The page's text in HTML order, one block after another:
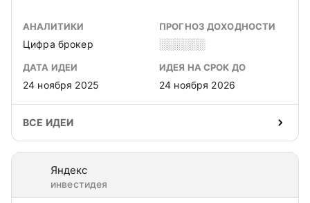
АНАЛИТИКИ
Цифра брокер
ПРОГНОЗ ДОХОДНОСТИ
░░░░░░
ДАТА ИДЕИ
24 ноября 2025
ИДЕЯ НА СРОК ДО
24 ноября 2026
ВСЕ ИДЕИ
Яндекс
инвестидея